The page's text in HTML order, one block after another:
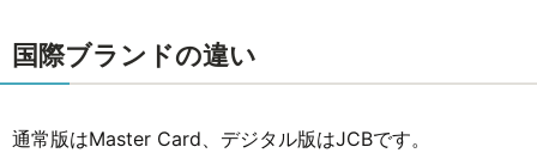
国際ブランドの違い
通常版はMaster Card、デジタル版はJCBです。